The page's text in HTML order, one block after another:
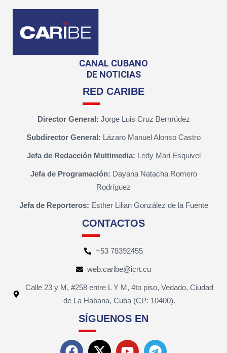
CANAL CUBANO
DE NOTICIAS
RED CARIBE
Director General: Jorge Luis Cruz Bermúdez
Subdirector General: Lázaro Manuel Alonso Castro
Jefa de Redacción Multimedia: Ledy Mari Esquivel
Jefa de Programación: Dayana Natacha Romero
Rodríguez
Jefa de Reporteros: Esther Lilian González de la Fuente
CONTACTOS
+53 78392455
web.caribe@icrt.cu
Calle 23 y M, #258 entre L Y M, 4to piso, Vedado, Ciudad
de La Habana, Cuba (CP: 10400).
SÍGUENOS EN